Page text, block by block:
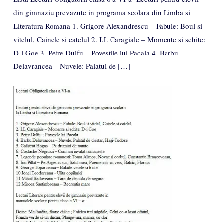
din gimnaziu prevazute in programa scolara din Limba si
Literatura Romana 1. Grigore Alexandrescu – Fabule: Boul si
vitelul, Cainele si catelul 2. I.L Caragiale – Momente si schite:
D-l Goe 3. Petre Dulfu – Povestile lui Pacala 4. Barbu
Delavrancea – Nuvele: Palatul de […]